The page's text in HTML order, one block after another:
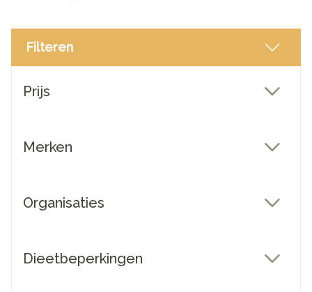
Filteren
Prijs
Merken
Organisaties
Dieetbeperkingen